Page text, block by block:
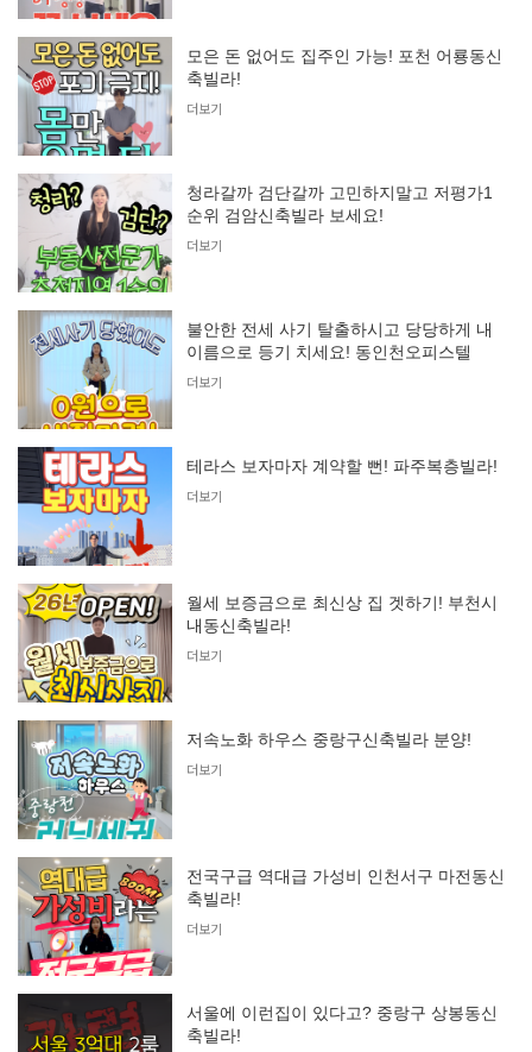
모은 돈 없어도 집주인 가능! 포천 어룡동신
축빌라!
더보기
청라갈까 검단갈까 고민하지말고 저평가1
순위 검암신축빌라 보세요!
더보기
불안한 전세 사기 탈출하시고 당당하게 내
이름으로 등기 치세요! 동인천오피스텔
더보기
테라스 보자마자 계약할 뻔! 파주복층빌라!
더보기
월세 보증금으로 최신상 집 겟하기! 부천시
내동신축빌라!
더보기
저속노화 하우스 중랑구신축빌라 분양!
더보기
전국구급 역대급 가성비 인천서구 마전동신
축빌라!
더보기
서울에 이런집이 있다고? 중랑구 상봉동신
축빌라!